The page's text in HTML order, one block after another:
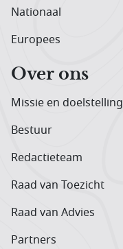
Nationaal
Europees
Over ons
Missie en doelstelling
Bestuur
Redactieteam
Raad van Toezicht
Raad van Advies
Partners